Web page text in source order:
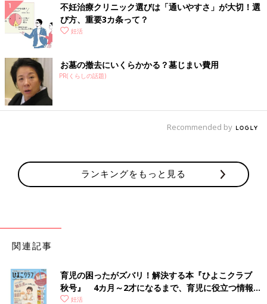
不妊治療クリニック選びは「通いやすさ」が大切！選
び方、重要3カ条って？
妊活
お墓の撤去にいくらかかる？墓じまい費用
PR(くらしの話題)
Recommended by
ランキングをもっと見る
関連記事
育児の困ったがズバリ！解決する本『ひよこクラブ
秋号』 4カ月～2才になるまで、育児に役立つ情報が
いっぱい！
妊活